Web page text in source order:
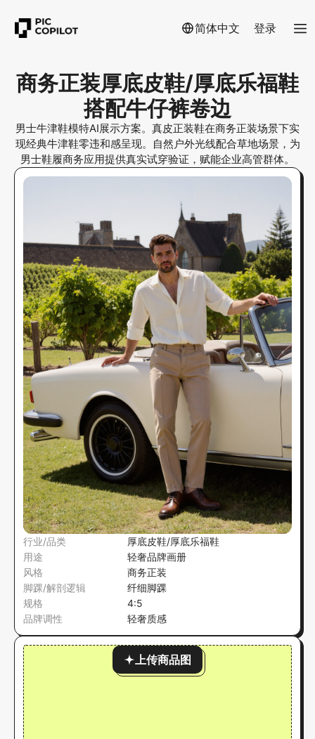
简体中文 登录
商务正装厚底皮鞋/厚底乐福鞋
搭配牛仔裤卷边
男士牛津鞋模特AI展示方案。真皮正装鞋在商务正装场景下实
现经典牛津鞋零违和感呈现。自然户外光线配合草地场景，为
男士鞋履商务应用提供真实试穿验证，赋能企业高管群体。
行业/品类
厚底皮鞋/厚底乐福鞋
用途
轻奢品牌画册
风格
商务正装
脚踝/解剖逻辑
纤细脚踝
规格
4:5
品牌调性
轻奢质感
上传商品图